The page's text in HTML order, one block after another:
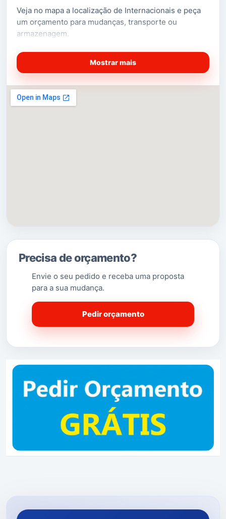
Veja no mapa a localização de Internacionais e peça
um orçamento para mudanças, transporte ou
armazenagem.
Mostrar mais
Precisa de orçamento?
Envie o seu pedido e receba uma proposta
para a sua mudança.
Pedir orçamento